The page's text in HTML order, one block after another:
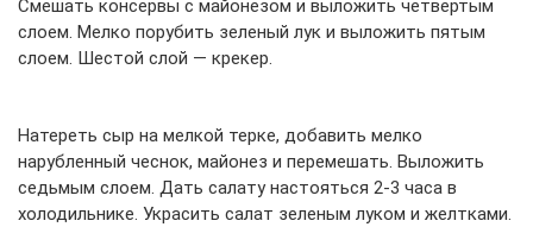
Смешать консервы с майонезом и выложить четвертым
слоем. Мелко порубить зеленый лук и выложить пятым
слоем. Шестой слой — крекер.
Натереть сыр на мелкой терке, добавить мелко
нарубленный чеснок, майонез и перемешать. Выложить
седьмым слоем. Дать салату настояться 2-3 часа в
холодильнике. Украсить салат зеленым луком и желтками.